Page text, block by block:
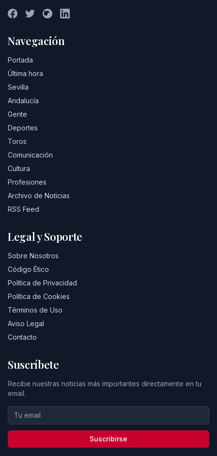
Navegación
Portada
Última hora
Sevilla
Andalucía
Gente
Deportes
Toros
Comunicación
Cultura
Profesiones
Archivo de Noticias
RSS Feed
Legal y Soporte
Sobre Nosotros
Código Ético
Política de Privacidad
Política de Cookies
Términos de Uso
Aviso Legal
Contacto
Suscríbete
Recibe nuestras noticias más importantes directamente en tu
email.
Suscribirse